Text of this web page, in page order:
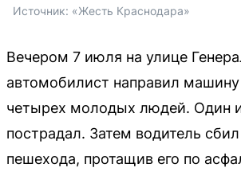
Источник: «Жесть Краснодара»
Вечером 7 июля на улице
автомобилист направил машину
четырех молодых людей. Один
пострадал. Затем водитель сбил
пешехода, протащив его по